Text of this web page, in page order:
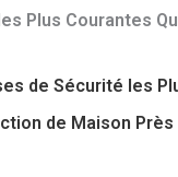
Plus Courantes
de Sécurité les
de Maison